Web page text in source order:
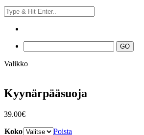
Valikko
Kyynärpääsuoja
39.00€
Koko Poista